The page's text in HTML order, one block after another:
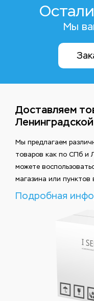
Мы
Доставляем
Мы предлагаем
товаров как по СПб и
можете
магазина или пунктов
Подробная